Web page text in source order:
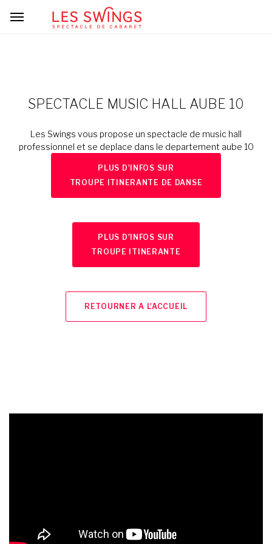
SPECTACLE MUSIC HALL AUBE 10
Les Swings vous propose un spectacle de music hall
professionnel et se deplace dans le departement aube 10
PLUS D'INFOS SUR
TROUPE ITINERANTE DE DANSE
PLUS D'INFOS SUR
TROUPE ITINERANTE
RETOURNER A L'ACCUEIL